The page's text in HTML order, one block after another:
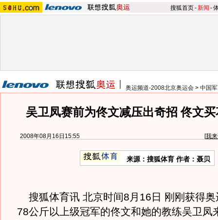
搜狐首页-新闻 -
奥运频道-2008北京奥运会 > 中国
吴卫凤赛前为佟文减压出奇招 佟文
2008年08月16日15:55 [我
来源：搜狐体育 作者：聂贝
搜狐体育讯 北京时间8月16日 刚刚获得奥
78公斤以上级冠军的佟文和她的教练吴卫凤